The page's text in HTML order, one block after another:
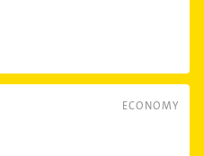
ECONOMY